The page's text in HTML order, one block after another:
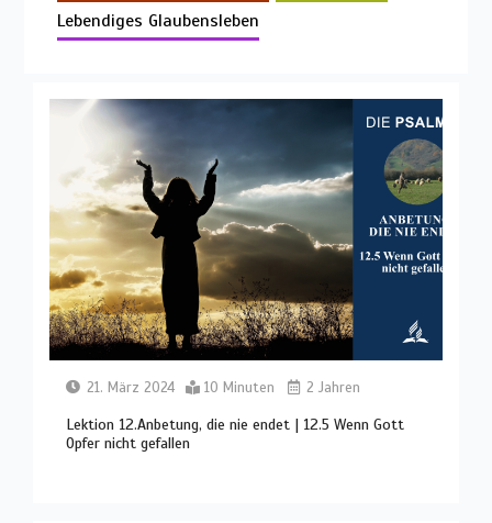
Lebendiges Glaubensleben
21. März 2024 10 Minuten 2 Jahren
Lektion 12.Anbetung, die nie endet | 12.5 Wenn Gott
Opfer nicht gefallen